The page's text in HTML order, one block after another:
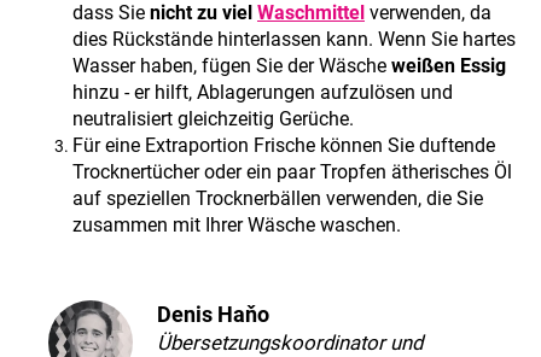
dass Sie nicht zu viel Waschmittel verwenden, da
dies Rückstände hinterlassen kann. Wenn Sie hartes
Wasser haben, fügen Sie der Wäsche weißen Essig
hinzu - er hilft, Ablagerungen aufzulösen und
neutralisiert gleichzeitig Gerüche.
Für eine Extraportion Frische können Sie duftende
Trocknertücher oder ein paar Tropfen ätherisches Öl
auf speziellen Trocknerbällen verwenden, die Sie
zusammen mit Ihrer Wäsche waschen.
Denis Haňo
Übersetzungskoordinator und